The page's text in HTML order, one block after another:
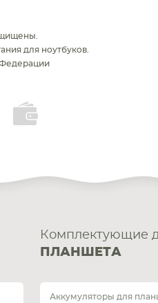
для ноутбуков.
Федерации
Комплектующие
ПЛАНШЕТА
Аккумуляторы для